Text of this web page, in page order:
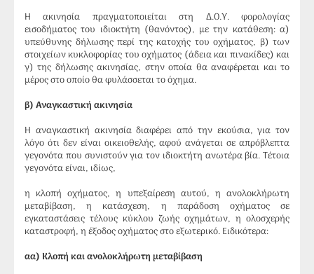
Η ακινησία πραγματοποιείται στη Δ.Ο.Υ. φορολογίας
εισοδήματος του ιδιοκτήτη (θανόντος), με την κατάθεση: α)
υπεύθυνης δήλωσης περί της κατοχής του οχήματος, β) των
στοιχείων κυκλοφορίας του οχήματος (άδεια και πινακίδες) και
γ) της δήλωσης ακινησίας, στην οποία θα αναφέρεται και το
μέρος στο οποίο θα φυλάσσεται το όχημα.
β) Αναγκαστική ακινησία
Η αναγκαστική ακινησία διαφέρει από την εκούσια, για τον
λόγο ότι δεν είναι οικειοθελής, αφού ανάγεται σε απρόβλεπτα
γεγονότα που συνιστούν για τον ιδιοκτήτη ανωτέρα βία. Τέτοια
γεγονότα είναι, ιδίως,
η κλοπή οχήματος, η υπεξαίρεση αυτού, η ανολοκλήρωτη
μεταβίβαση, η κατάσχεση, η παράδοση οχήματος σε
εγκαταστάσεις τέλους κύκλου ζωής οχημάτων, η ολοσχερής
καταστροφή, η έξοδος οχήματος στο εξωτερικό. Ειδικότερα:
αα) Κλοπή και ανολοκλήρωτη μεταβίβαση